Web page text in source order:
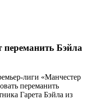
переманить Бэйла
лиги «Манчестер
переманить
Гарета Бэйла из